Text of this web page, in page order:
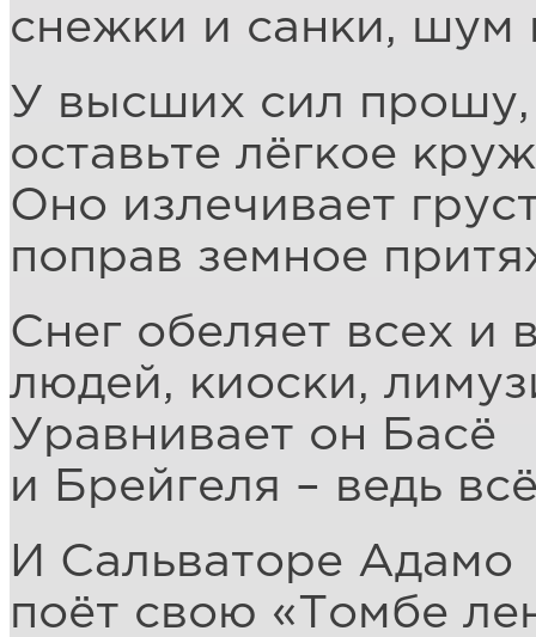
снежки и санки, шум
У высших сил
оставьте лёгкое
Оно излечивает
поправ земное
Снег обеляет всех и
людей, киоски,
Уравнивает он Басё
и Брейгеля – ведь
И Сальваторе Адамо
поёт свою «Томбе